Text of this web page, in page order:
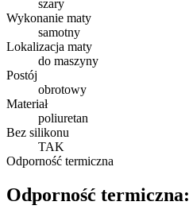
szary
Wykonanie maty
samotny
Lokalizacja maty
do maszyny
Postój
obrotowy
Materiał
poliuretan
Bez silikonu
TAK
Odporność termiczna
Odporność termiczna: